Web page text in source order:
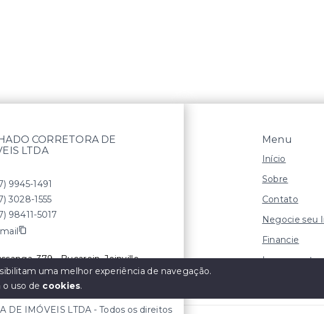
Menu
Início
Sobre
Contato
Negocie seu
Financie
Lançamentos
CORRETORA DE
LTDA
9945-1491
3028-1555
98411-5017
379 - Bucarein, Joinville
400
DE IMÓVEIS LTDA - Todos os direitos
uma melhor experiência de navegação.
uso de cookies.